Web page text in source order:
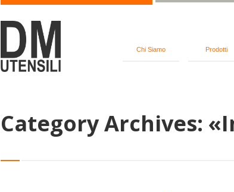
Chi Siamo Prodotti
Category Archives: